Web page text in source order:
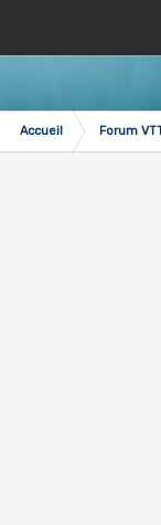
Accueil Forum